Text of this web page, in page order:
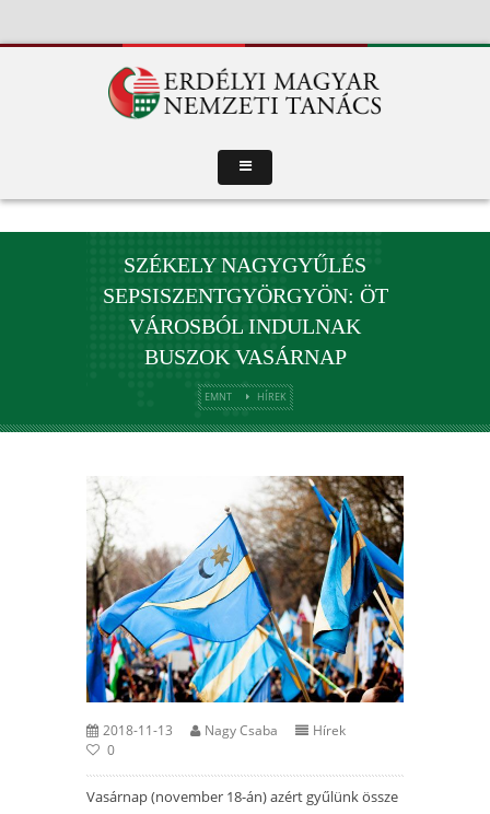
SZÉKELY NAGYGYŰLÉS
SEPSISZENTGYÖRGYÖN: ÖT
VÁROSBÓL INDULNAK
BUSZOK VASÁRNAP
EMNT HÍREK
2018-11-13 Nagy Csaba
Hírek
0
Vasárnap (november 18-án) azért gyűlünk össze